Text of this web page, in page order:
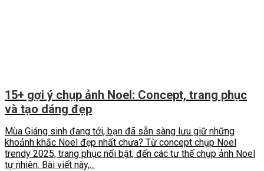
15+ gợi ý chụp ảnh Noel: Concept, trang phục
và tạo dáng đẹp
Mùa Giáng sinh đang tới, bạn đã sẵn sàng lưu giữ những
khoảnh khắc Noel đẹp nhất chưa? Từ concept chụp Noel
trendy 2025, trang phục nổi bật, đến các tư thế chụp ảnh Noel
tự nhiên. Bài viết này,...